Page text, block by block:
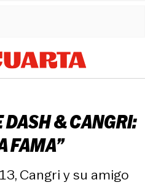
DASH & CANGRI:
FAMA”
Cangri y su amigo